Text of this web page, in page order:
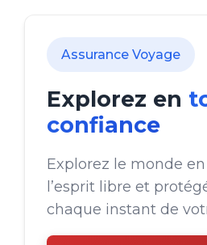
Assurance Voyage
Explorez en
confiance
Explorez le monde
l’esprit libre et
chaque instant de